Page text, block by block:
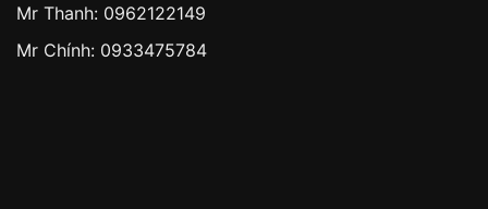
Mr Thanh: 0962122149
Mr Chính: 0933475784